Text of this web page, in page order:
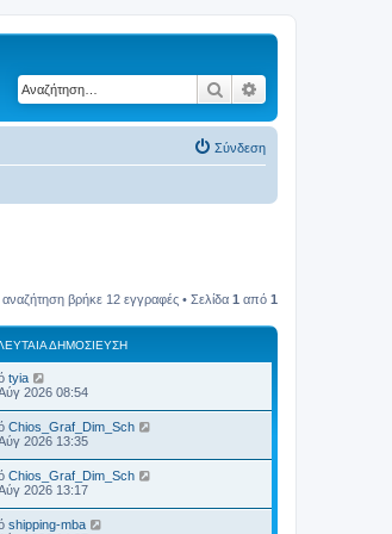
Αναζήτηση
Σύνδεση
βρήκε 12 εγγραφές • Σελίδα 1 από 1
ΔΗΜΟΣΊΕΥΣΗ
tyia
2026 08:54
Chios_Graf_Dim_Sch
2026 13:35
Chios_Graf_Dim_Sch
2026 13:17
shipping-mba